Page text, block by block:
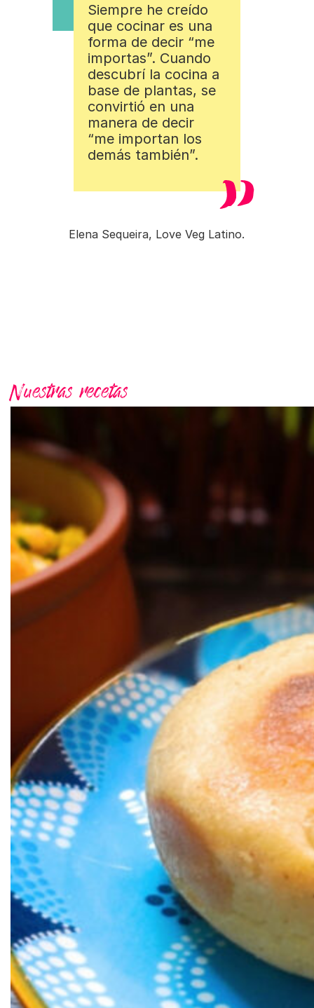
Siempre he creído
que cocinar es una
forma de decir “me
importas”. Cuando
descubrí la cocina a
base de plantas, se
convirtió en una
manera de decir
“me importan los
demás también”.
Elena Sequeira, Love Veg Latino.
Nuestras recetas